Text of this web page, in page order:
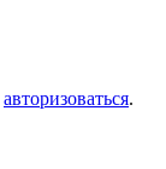
авторизоваться.